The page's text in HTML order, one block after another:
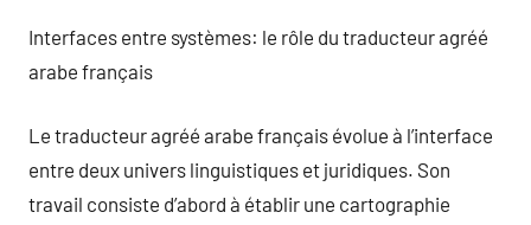
Interfaces entre systèmes: le rôle du traducteur agréé
arabe français
Le traducteur agréé arabe français évolue à l’interface
entre deux univers linguistiques et juridiques. Son
travail consiste d’abord à établir une cartographie